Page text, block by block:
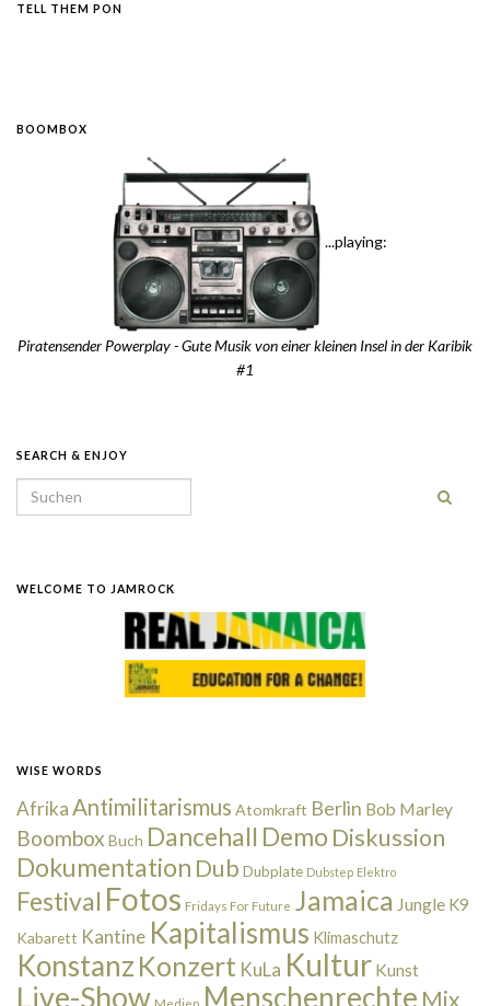
TELL THEM PON
BOOMBOX
...playing:
Piratensender Powerplay - Gute Musik von einer kleinen Insel in der Karibik
#1
SEARCH & ENJOY
Search for:
WELCOME TO JAMROCK
WISE WORDS
AfrikaAntimilitarismus Atomkraft Berlin Bob Marley
Boombox Buch Dancehall Demo Diskussion
Dokumentation Dub Dubplate Dubstep Elektro
Festival Fotos Fridays For Future Jamaica Jungle K9
Kabarett Kantine Kapitalismus Klimaschutz
Konstanz Konzert KuLa Kultur Kunst
Live-Show Medien Menschenrechte Mix